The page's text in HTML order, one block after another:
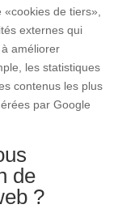
«cookies de tiers»,
externes qui
améliorer
les statistiques
contenus les plus
par Google
de
?